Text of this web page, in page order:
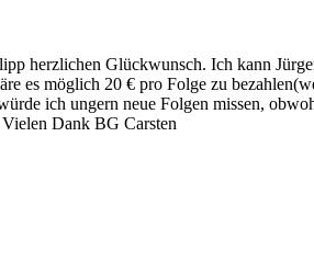
herzlichen Glückwunsch. Ich kann
es möglich 20 € pro Folge zu
ich ungern neue Folgen missen,
Dank BG Carsten